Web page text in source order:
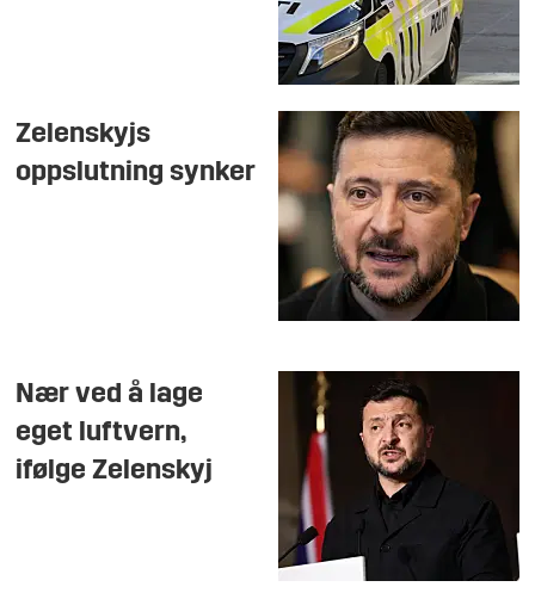
Zelenskyjs
oppslutning synker
Nær ved å lage
eget luftvern,
ifølge Zelenskyj